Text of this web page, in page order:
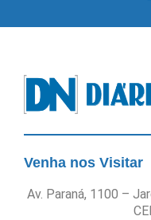
Venha nos Visitar
Av. Paraná, 1100 –